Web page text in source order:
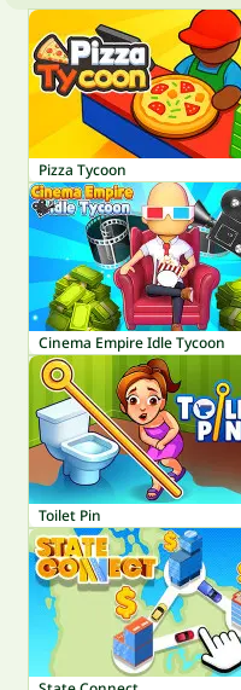
Pizza Tycoon
Cinema Empire Idle Tycoon
Toilet Pin